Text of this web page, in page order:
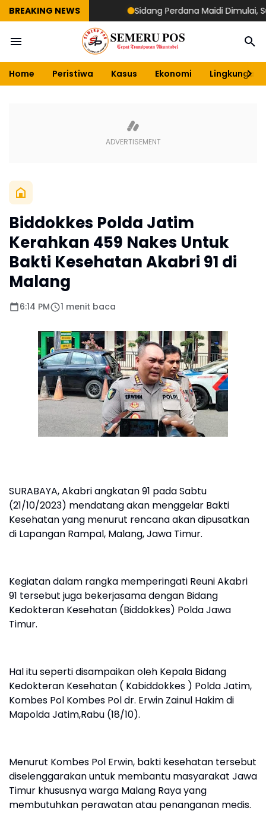
BREAKING NEWS Sidang Perdana Maidi Dimulai,
Home Peristiwa Kasus Ekonomi Lingkungan
Biddokkes Polda Jatim
Kerahkan 459 Nakes Untuk
Bakti Kesehatan Akabri 91 di
Malang
6:14 PM 1 menit baca
SURABAYA, Akabri angkatan 91 pada Sabtu
(21/10/2023) mendatang akan menggelar Bakti
Kesehatan yang menurut rencana akan dipusatkan
di Lapangan Rampal, Malang, Jawa Timur.
Kegiatan dalam rangka memperingati Reuni Akabri
91 tersebut juga bekerjasama dengan Bidang
Kedokteran Kesehatan (Biddokkes) Polda Jawa
Timur.
Hal itu seperti disampaikan oleh Kepala Bidang
Kedokteran Kesehatan ( Kabiddokkes ) Polda Jatim,
Kombes Pol Kombes Pol dr. Erwin Zainul Hakim di
Mapolda Jatim,Rabu (18/10).
Menurut Kombes Pol Erwin, bakti kesehatan tersebut
diselenggarakan untuk membantu masyarakat Jawa
Timur khususnya warga Malang Raya yang
membutuhkan perawatan atau penanganan medis.